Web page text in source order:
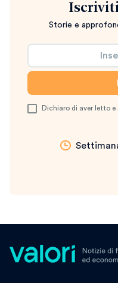
Storie e
Dichiaro di aver letto e